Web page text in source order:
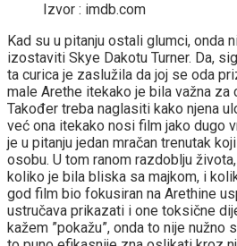
Izvor : imdb.com
Kad su u pitanju ostali glumci, onda
izostaviti Skye Dakotu Turner. Da,
ta curica je zaslužila da joj se oda
male Arethe itekako je bila važna za
Također treba naglasiti kako njena
već ona itekako nosi film jako dugo
je u pitanju jedan mračan trenutak
osobu. U tom ranom razdoblju
koliko je bila bliska sa majkom, i
god film bio fokusiran na Arethine
ustručava prikazati i one toksične
kažem ”pokažu”, onda to nije nužno